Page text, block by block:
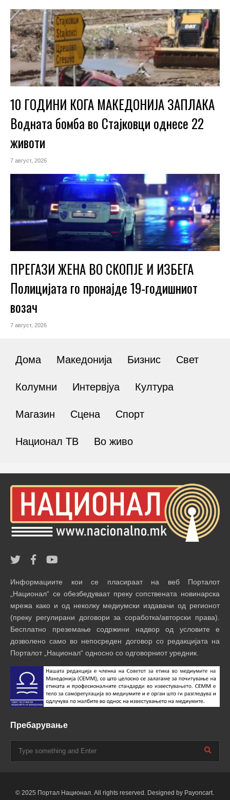
10 ГОДИНИ КОГА МАКЕДОНИЈА ЗАПЛАКА
Водната бомба во Стајковци однесе 22
животи
7 август, 2026
ПРЕГАЗИ ЖЕНА ВО СКОПЈЕ И ИЗБЕГА
Полицијата го пронајде 19-годишниот
возач
7 август, 2026
Дома Македонија Бизнис Свет
Колумни Интервјуа Култура
Магазин Сцена Спорт
Национал ТВ Во живо
Информациите кои се пласираат на веб Порталот
„Национал“ се обезбедуваат преку сопствената новинарска
мрежа како и од неколку медиумски издавачи од регионот
(преку регулирани договори за соработка/авторски права).
Бесплатно преземање содржини надвор од условите е
дозволено само во непосреден договор со редакцијата на
Порталот „Национал“ односно со одговорниот уредник.
Пребарување
© 2025 Портал Национал. All rights reserved. Designed by Payoncart.